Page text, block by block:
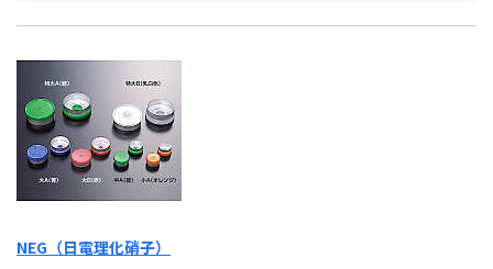
NEG（日電理化硝子）